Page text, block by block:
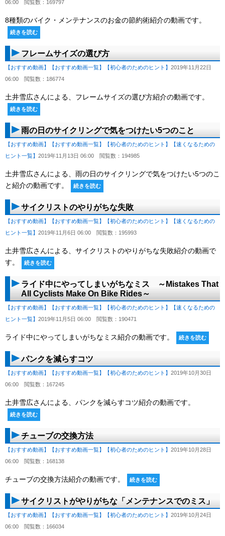
06:00 閲覧数：169797
8種類のバイク・メンテナンスのお金の節約術紹介の動画です。
続きを読む
フレームサイズの選び方
【おすすめ動画】 【おすすめ動画一覧】 【初心者のためのヒント】 2019年11月22日
06:00 閲覧数：186774
土井雪広さんによる、フレームサイズの選び方紹介の動画です。
続きを読む
雨の日のサイクリングで気をつけたい5つのこと
【おすすめ動画】 【おすすめ動画一覧】 【初心者のためのヒント】
【速くなるための
ヒント一覧】 2019年11月13日 06:00 閲覧数：194985
土井雪広さんによる、雨の日のサイクリングで気をつけたい5つのこ
と紹介の動画です。
続きを読む
サイクリストのやりがちな失敗
【おすすめ動画】 【おすすめ動画一覧】 【初心者のためのヒント】
【速くなるための
ヒント一覧】 2019年11月6日 06:00 閲覧数：195993
土井雪広さんによる、サイクリストのやりがちな失敗紹介の動画で
す。
続きを読む
ライド中にやってしまいがちなミス ～Mistakes That
All Cyclists Make On Bike Rides～
【おすすめ動画】 【おすすめ動画一覧】 【初心者のためのヒント】
【速くなるための
ヒント一覧】 2019年11月5日 06:00 閲覧数：190471
ライド中にやってしまいがちなミス紹介の動画です。 続きを読む
パンクを減らすコツ
【おすすめ動画】 【おすすめ動画一覧】 【初心者のためのヒント】 2019年10月30日
06:00 閲覧数：167245
土井雪広さんによる、パンクを減らすコツ紹介の動画です。
続きを読む
チューブの交換方法
【おすすめ動画】 【おすすめ動画一覧】 【初心者のためのヒント】 2019年10月28日
06:00 閲覧数：168138
チューブの交換方法紹介の動画です。 続きを読む
サイクリストがやりがちな「メンテナンスでのミス」
【おすすめ動画】 【おすすめ動画一覧】 【初心者のためのヒント】 2019年10月24日
06:00 閲覧数：166034